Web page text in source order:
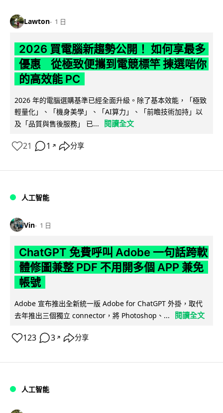
Lawton 1 日
2026 買電腦新趨勢公開！ 如何享最多
優惠 從極致便攜到電競標竿 揀選啱你
的高效能 PC
2026 年的電腦選購基準已經全面升級。除了基本效能，「極致
輕量化」、「機身美學」、「AI算力」、「前瞻技術加持」以
及「品質與售後服務」 已...
閱讀全文
21 1 ↗ 分享
人工智能
Vin 1 日
ChatGPT 免費呼叫 Adobe 一句話跨軟
體修圖兼整 PDF 不用開多個 APP 兼免
帳號
Adobe 宣布推出全新統一版 Adobe for ChatGPT 外掛，取代
去年推出三個獨立 connector，將 Photoshop、...
閱讀全文
123 3 ↗ 分享
人工智能